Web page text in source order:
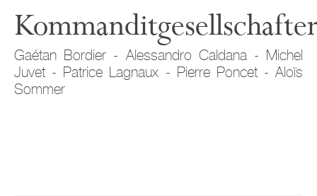
Gaétan Bordier - Alessandro Caldana - Michel
Juvet - Patrice Lagnaux - Pierre Poncet - Aloïs
Sommer